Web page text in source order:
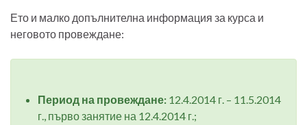
Ето и малко допълнителна информация за курса и
неговото провеждане:
Период на провеждане: 12.4.2014 г. – 11.5.2014
г., първо занятие на 12.4.2014 г.;